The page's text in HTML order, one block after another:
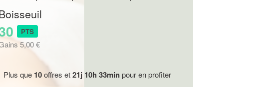
PTS
5,00 €
Plus que 10offres et21j 10h 33minpour en profiter